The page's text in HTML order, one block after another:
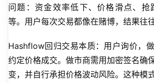
问题：资金效率低下、价格滑点、抢
等。用户每次交易都像在赌博，结果往
Hashflow回归交易本质：用户询价，
约定价格成交。做市商需用加密签名确
变，并自行承担价格波动风险。这种模